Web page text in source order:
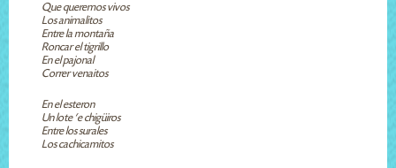
Que queremos vivos
Los animalitos
Entre la montaña
Roncar el tigrillo
En el pajonal
Correr venaitos
En el esteron
Un lote ‘e chigüiros
Entre los surales
Los cachicamitos